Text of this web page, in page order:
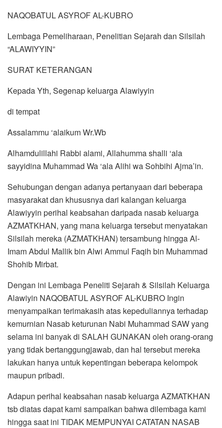
NAQOBATUL ASYROF AL-KUBRO
Lembaga Pemeliharaan, Penelitian Sejarah dan Silsilah
“ALAWIYYIN”
SURAT KETERANGAN
Kepada Yth, Segenap keluarga Alawiyyin
di tempat
Assalammu ‘alaikum Wr.Wb
Alhamdulillahi Rabbi alami, Allahumma shalli ‘ala
sayyidina Muhammad Wa ‘ala Alihi wa Sohbihi Ajma’in.
Sehubungan dengan adanya pertanyaan dari beberapa
masyarakat dan khususnya dari kalangan keluarga
Alawiyyin perihal keabsahan daripada nasab keluarga
AZMATKHAN, yang mana keluarga tersebut menyatakan
Silsilah mereka (AZMATKHAN) tersambung hingga Al-
Imam Abdul Mallik bin Alwi Ammul Faqih bin Muhammad
Shohib Mirbat.
Dengan ini Lembaga Peneliti Sejarah & Silsilah Keluarga
Alawiyin NAQOBATUL ASYROF AL-KUBRO Ingin
menyampaikan terimakasih atas kepeduliannya terhadap
kemurnian Nasab keturunan Nabi Muhammad SAW yang
selama ini banyak di SALAH GUNAKAN oleh orang-orang
yang tidak bertanggungjawab, dan hal tersebut mereka
lakukan hanya untuk kepentingan beberapa kelompok
maupun pribadi.
Adapun perihal keabsahan nasab keluarga AZMATKHAN
tsb diatas dapat kami sampaikan bahwa dilembaga kami
hingga saat ini TIDAK MEMPUNYAI CATATAN NASAB